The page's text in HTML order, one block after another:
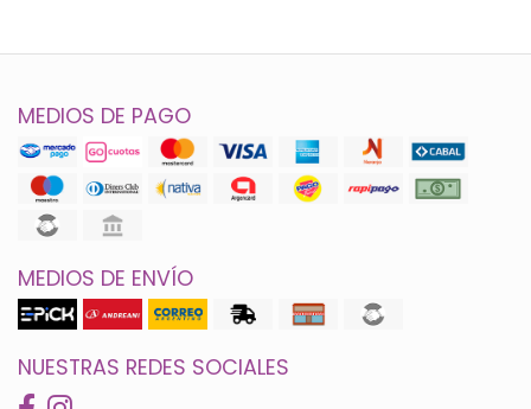
MEDIOS DE PAGO
MEDIOS DE ENVÍO
NUESTRAS REDES SOCIALES